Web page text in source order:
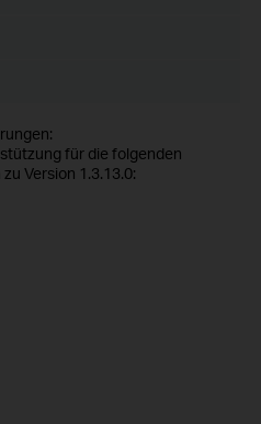
für die folgenden
Version 1.3.13.0: